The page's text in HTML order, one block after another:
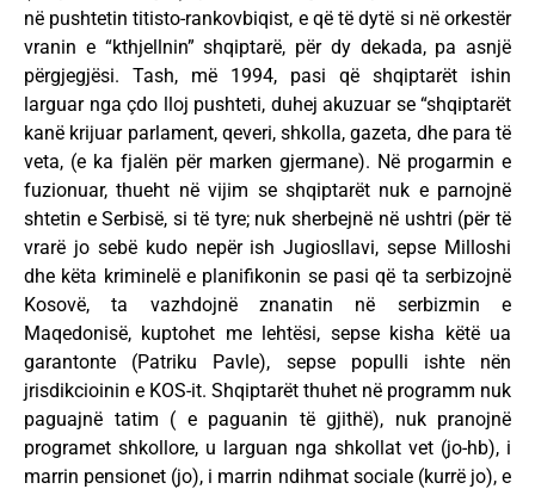
në pushtetin titisto-rankovbiqist, e që të dytë si në orkestër
vranin e “kthjellnin” shqiptarë, për dy dekada, pa asnjë
përgjegjësi. Tash, më 1994, pasi që shqiptarët ishin
larguar nga çdo lloj pushteti, duhej akuzuar se “shqiptarët
kanë krijuar parlament, qeveri, shkolla, gazeta, dhe para të
veta, (e ka fjalën për marken gjermane). Në progarmin e
fuzionuar, thueht në vijim se shqiptarët nuk e parnojnë
shtetin e Serbisë, si të tyre; nuk sherbejnë në ushtri (për të
vrarë jo sebë kudo nepër ish Jugiosllavi, sepse Milloshi
dhe këta kriminelë e planifikonin se pasi që ta serbizojnë
Kosovë, ta vazhdojnë znanatin në serbizmin e
Maqedonisë, kuptohet me lehtësi, sepse kisha këtë ua
garantonte (Patriku Pavle), sepse populli ishte nën
jrisdikcioinin e KOS-it. Shqiptarët thuhet në programm nuk
paguajnë tatim ( e paguanin të gjithë), nuk pranojnë
programet shkollore, u larguan nga shkollat vet (jo-hb), i
marrin pensionet (jo), i marrin ndihmat sociale (kurrë jo), e